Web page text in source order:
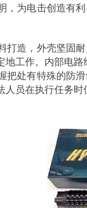
，为电击创造有
打造，外壳坚固
工作。内部电
把处有特殊的防
员在执行任务时